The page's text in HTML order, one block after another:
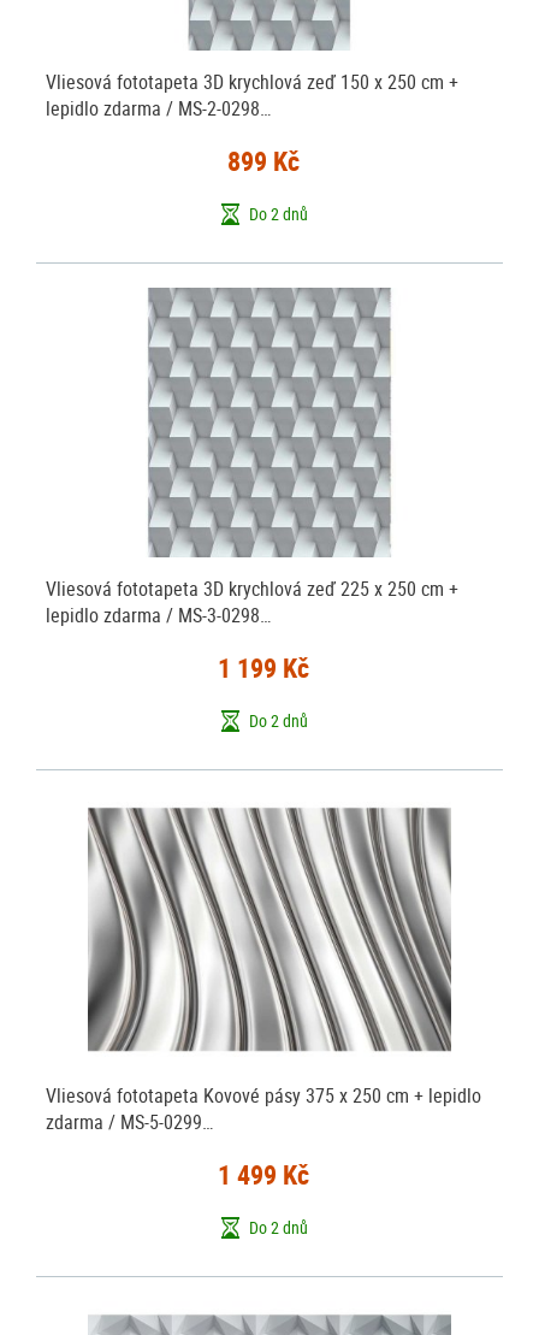
Vliesová fototapeta 3D krychlová zeď 150 x 250 cm +
lepidlo zdarma / MS-2-0298…
899 Kč
Do 2 dnů
Vliesová fototapeta 3D krychlová zeď 225 x 250 cm +
lepidlo zdarma / MS-3-0298…
1 199 Kč
Do 2 dnů
Vliesová fototapeta Kovové pásy 375 x 250 cm + lepidlo
zdarma / MS-5-0299…
1 499 Kč
Do 2 dnů